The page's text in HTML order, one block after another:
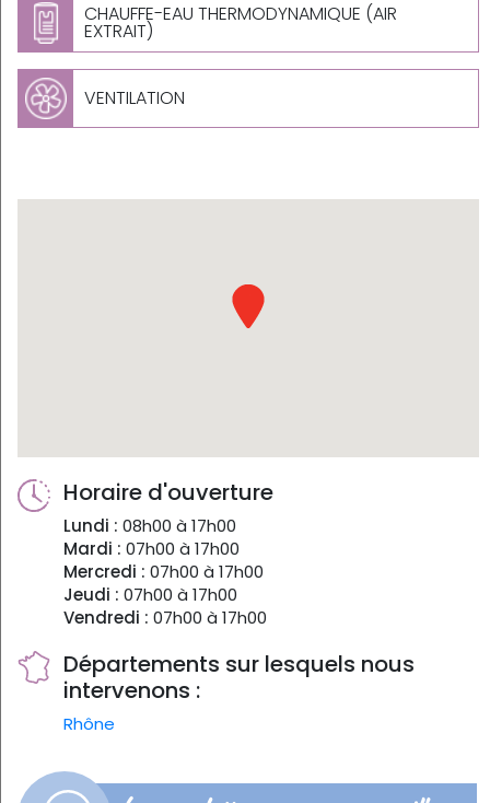
CHAUFFE-EAU THERMODYNAMIQUE (AIR
EXTRAIT)
VENTILATION
Horaire d'ouverture
Lundi : 08h00 à 17h00
Mardi : 07h00 à 17h00
Mercredi : 07h00 à 17h00
Jeudi : 07h00 à 17h00
Vendredi : 07h00 à 17h00
Départements sur lesquels nous
intervenons :
Rhône